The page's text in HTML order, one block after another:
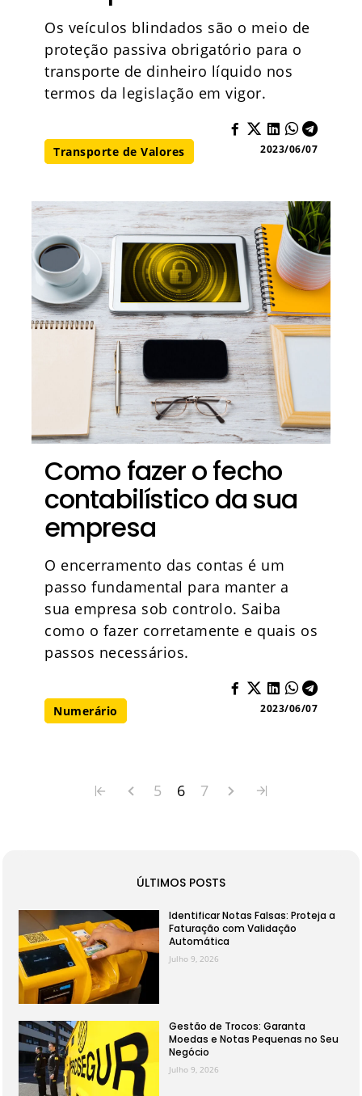
Os veículos blindados são o meio de
proteção passiva obrigatório para o
transporte de dinheiro líquido nos
termos da legislação em vigor.
Transporte de Valores 2023/06/07
Como fazer o fecho
contabilístico da sua
empresa
O encerramento das contas é um
passo fundamental para manter a
sua empresa sob controlo. Saiba
como o fazer corretamente e quais os
passos necessários.
Numerário 2023/06/07
5 6 7
ÚLTIMOS POSTS
Identificar Notas Falsas: Proteja a
Faturação com Validação
Automática
Julho 9, 2026
Gestão de Trocos: Garanta
Moedas e Notas Pequenas no Seu
Negócio
Julho 9, 2026